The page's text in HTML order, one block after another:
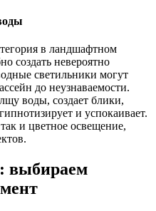
в ландшафтном
создать невероятно
светильники могут
до неузнаваемости.
воды, создает блики,
и успокаивает.
и цветное освещение,
выбираем